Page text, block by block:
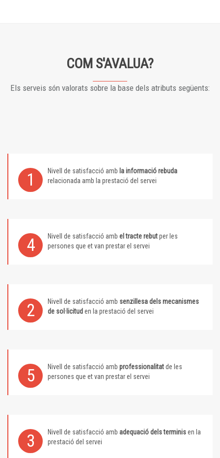
COM S'AVALUA?
Els serveis són valorats sobre la base dels atributs següents:
1 Nivell de satisfacció amb la informació rebuda
relacionada amb la prestació del servei
4 Nivell de satisfacció amb el tracte rebutper les
persones que et van prestar el servei
2 Nivell de satisfacció amb senzillesa dels mecanismes
de sol·licitud en la prestació del servei
5 Nivell de satisfacció amb professionalitatde les
persones que et van prestar el servei
3 Nivell de satisfacció amb adequació dels terminisen la
prestació del servei